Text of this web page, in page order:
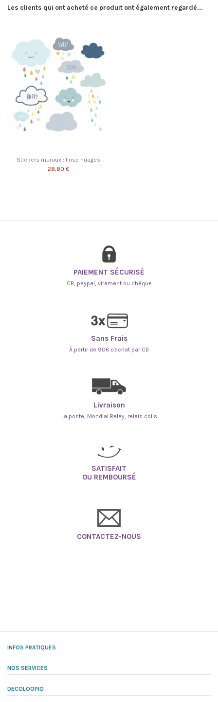
Les clients qui ont acheté ce produit ont également regardé...
Stickers muraux : Frise nuages
28,80 €
PAIEMENT SÉCURISÉ
CB, paypal, virement ou chèque
Sans Frais
À partir de 90€ d'achat par CB
Livraison
La poste, Mondial Relay, relais colis
SATISFAIT
OU REMBOURSÉ
CONTACTEZ-NOUS
INFOS PRATIQUES
NOS SERVICES
DECOLOOPIO